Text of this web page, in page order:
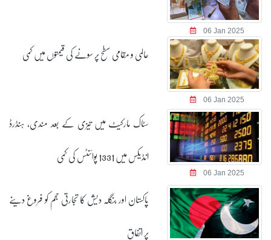
06 Jan 2025
06 Jan 2025
عالمی و مقامی سطح پر سونے کی قیمتوں میں کمی
06 Jan 2025
سٹاک مارکیٹ میں تیزی کے بعد مندی، ہنڈرڈ
انڈیکس میں 1331 پوائنٹس کی کمی
پاکستان اور بنگلہ دیش کا تجارتی حجم کو فروغ دینے
پر اتفاق